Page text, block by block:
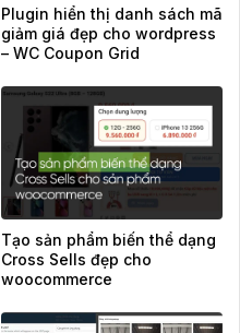
Plugin hiển thị danh sách mã
giảm giá đẹp cho wordpress
– WC Coupon Grid
Tạo sản phẩm biến thể dạng
Cross Sells đẹp cho
woocommerce